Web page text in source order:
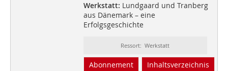
Werkstatt: Lundgaard und Tranberg
aus Dänemark – eine
Erfolgsgeschichte
Ressort: Werkstatt
Abonnement Inhaltsverzeichnis